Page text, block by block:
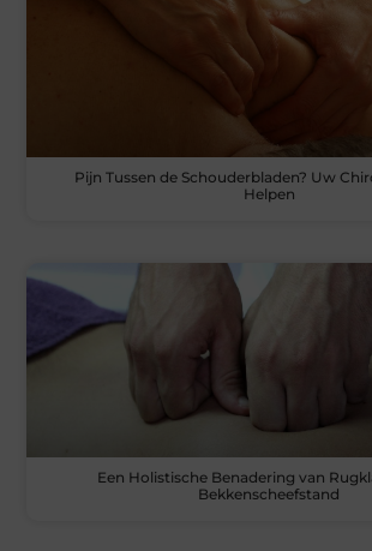
Pijn Tussen de Schouderbladen? Uw
Helpen
Een Holistische Benadering van
Bekkenscheefstand